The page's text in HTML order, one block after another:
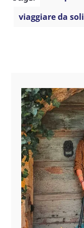
viaggiare da soli